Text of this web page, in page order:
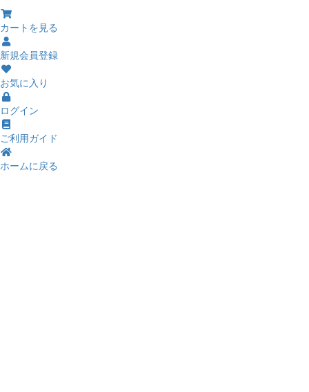
カートを見る
新規会員登録
お気に入り
ログイン
ご利用ガイド
ホームに戻る